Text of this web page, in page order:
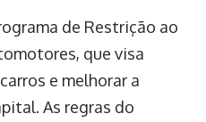
de Restrição ao
que visa
e melhorar a
As regras do